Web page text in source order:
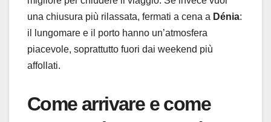
una chiusura più rilassata, fermati a cena a Dénia:
il lungomare e il porto hanno un’atmosfera
piacevole, soprattutto fuori dai weekend più
affollati.
Come arrivare e come